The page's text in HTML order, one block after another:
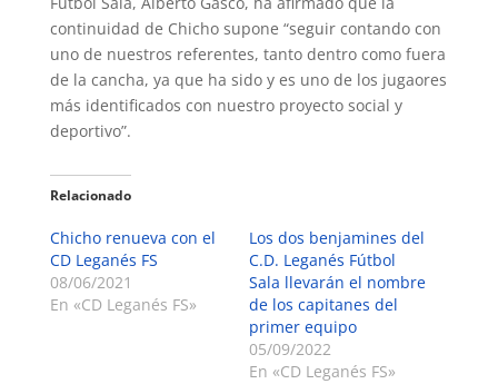
continuidad de Chicho supone “seguir contando con
uno de nuestros referentes, tanto dentro como fuera
de la cancha, ya que ha sido y es uno de los jugaores
más identificados con nuestro proyecto social y
deportivo”.
Relacionado
Chicho renueva con el
CD Leganés FS
08/06/2021
En «CD Leganés FS»
Los dos benjamines del
C.D. Leganés Fútbol
Sala llevarán el nombre
de los capitanes del
primer equipo
05/09/2022
En «CD Leganés FS»